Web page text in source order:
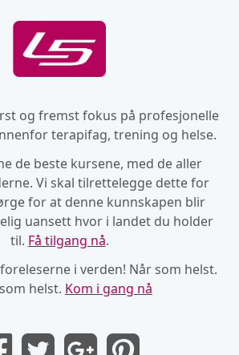
og fremst fokus på profesjonelle
terapifag, trening og helse.
de beste kursene, med de aller
Vi skal tilrettelegge dette for
for at denne kunnskapen blir
uansett hvor i landet du holder
til. Få tilgang nå.
i verden! Når som helst.
helst. Kom i gang nå